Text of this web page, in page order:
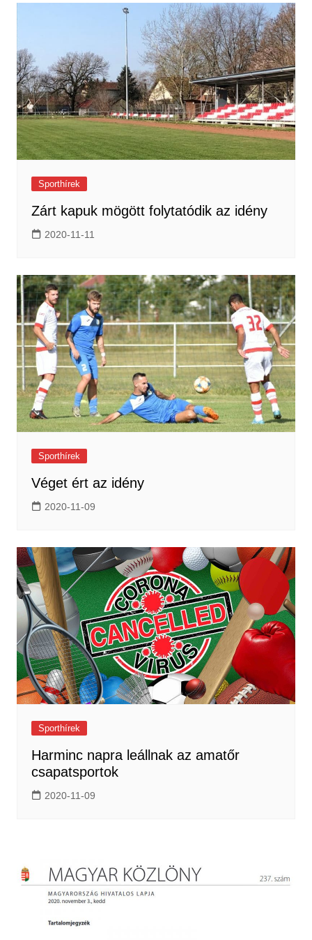
Sporthírek
Zárt kapuk mögött folytatódik az idény
2020-11-11
Sporthírek
Véget ért az idény
2020-11-09
Sporthírek
Harminc napra leállnak az amatőr
csapatsportok
2020-11-09